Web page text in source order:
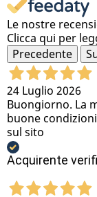
Le nostre
Clicca qui per
Precedente
24 Luglio 2026
Buongiorno. La
buone
sul sito
Acquirente